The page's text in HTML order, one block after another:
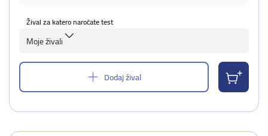
Žival za katero naročate test
Moje živali
Dodaj žival